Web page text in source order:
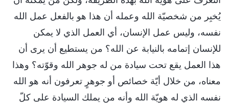
يُخبِر من شخصيّة الله وعمله أن هذا هو بالفعل عمل الله
نفسه، وليس عمل الإنسان، أي العمل الذي لا يمكن
للإنسان إتمامه بالنيابة عن الله؟ من يستطيع أن يرى أن
هذا العمل يقع تحت سيادة من له جوهر الله وقوّته؟ وهذا
معناه، من خلال أيّة خصائص أو جوهرٍ تعرفون أنه هو الله
نفسه الذي له هويّة الله وأنه من يملك السيادة على كلّ